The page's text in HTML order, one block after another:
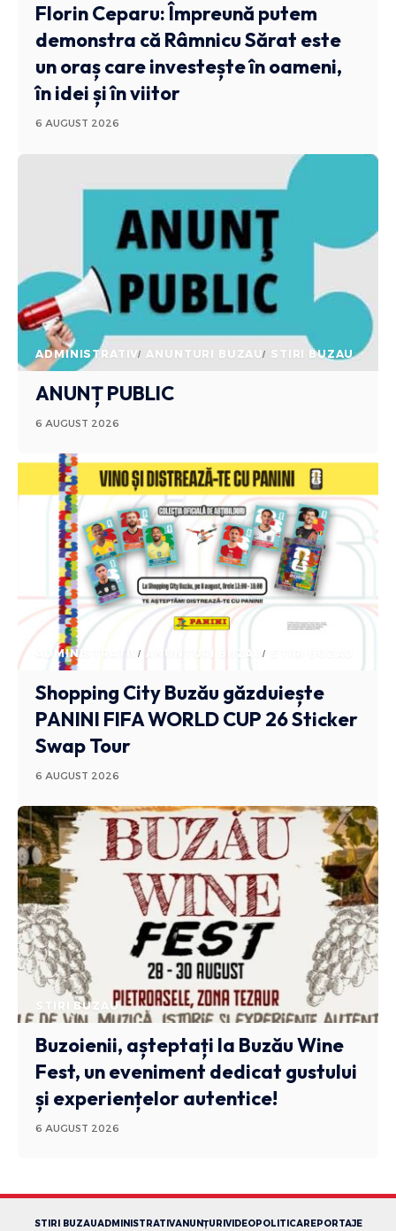
Florin Ceparu: Împreună putem
demonstra că Râmnicu Sărat este
un oraș care investește în oameni,
în idei și în viitor
6 AUGUST 2026
ADMINISTRATIV ANUNTURI BUZAU STIRI BUZAU
ANUNȚ PUBLIC
6 AUGUST 2026
ADMINISTRATIV ANUNTURI BUZAU
Shopping City Buzău găzduiește
PANINI FIFA WORLD CUP 26 Sticker
Swap Tour
6 AUGUST 2026
STIRI BUZAU
Buzoienii, așteptați la Buzău Wine
Fest, un eveniment dedicat gustului
și experiențelor autentice!
6 AUGUST 2026
STIRI BUZAUADMINISTRATIVANUNȚURI VIDEOPOLITICAREPORTAJE